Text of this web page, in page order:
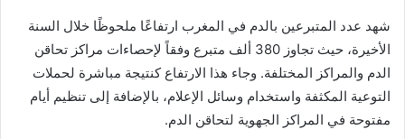
شهد عدد المتبرعين بالدم في المغرب ارتفاعًا ملحوظًا خلال السنة
الأخيرة، حيث تجاوز 380 ألف متبرع وفقاً لإحصاءات مراكز تحاقن
الدم والمراكز المختلفة. وجاء هذا الارتفاع كنتيجة مباشرة لحملات
التوعية المكثفة واستخدام وسائل الإعلام، بالإضافة إلى تنظيم أيام
مفتوحة في المراكز الجهوية لتحاقن الدم.